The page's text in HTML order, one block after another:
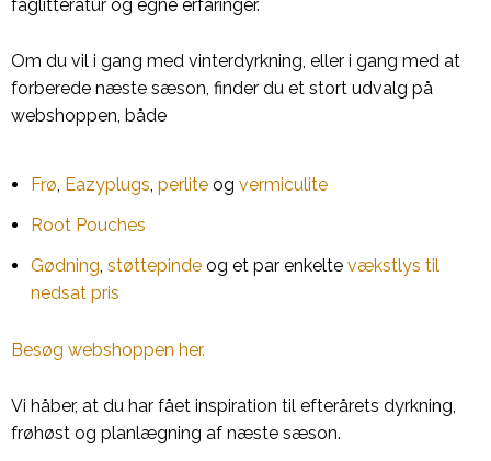
faglitteratur og egne erfaringer.
Om du vil i gang med vinterdyrkning, eller i gang med at
forberede næste sæson, finder du et stort udvalg på
webshoppen, både
Frø Eazyplugs ,perlite ogvermiculite
Root Pouches
Gødning,støttepinde og et par enkeltevækstlys til
nedsat pris
Besøg webshoppen her.
Vi håber, at du har fået inspiration til efterårets dyrkning,
frøhøst og planlægning af næste sæson.